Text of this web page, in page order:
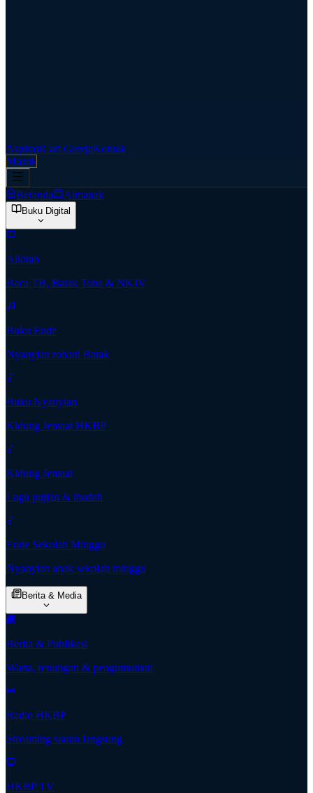
AspirasiCari GerejaKontak
Masuk
Beranda Almanak
Buku Digital
Alkitab
Baca TB, Batak Toba & NKJV
Buku Ende
Nyanyian rohani Batak
Buku Nyanyian
Kidung Jemaat HKBP
Kidung Jemaat
Lagu pujian & ibadah
Ende Sekolah Minggu
Nyanyian anak sekolah minggu
Berita & Media
Berita & Publikasi
Warta, renungan & pengumuman
Radio HKBP
Streaming siaran langsung
HKBP TV